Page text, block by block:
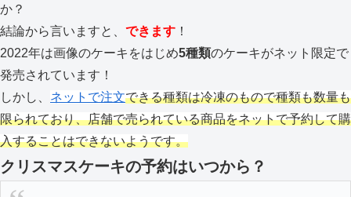
か？
結論から言いますと、 できます ！
2022年は画像のケーキをはじめ5種類のケーキがネット限定で
発売されています！
しかし、 ネットで注文できる種類は冷凍のもので種類も数量も
限られており、店舗で売られている商品をネットで予約して購
入することはできないようです。
クリスマスケーキの予約はいつから？